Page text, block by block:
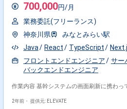
700,000円/月
業務委託(フリーランス)
神奈川県
みなとみらい駅
Java
React TypeScript
フロントエンドエンジニア
サー
バックエンドエンジニア
作業内容 基幹システムの画面刷新に携わっ
2年前・ 提供元: ELEVATE